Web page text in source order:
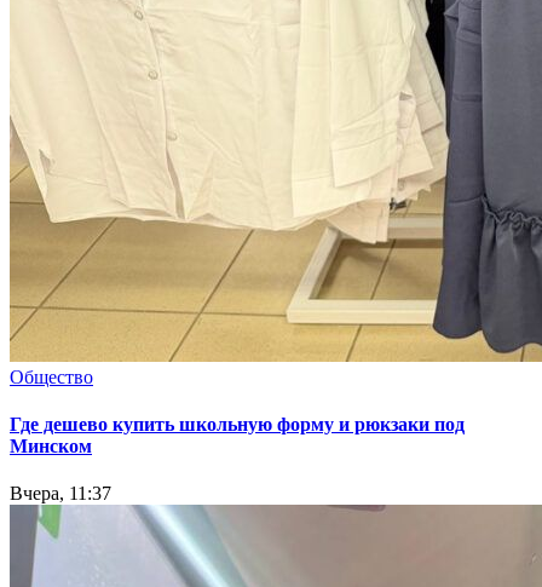
Общество
Где дешево купить школьную форму и рюкзаки под
Минском
Вчера, 11:37